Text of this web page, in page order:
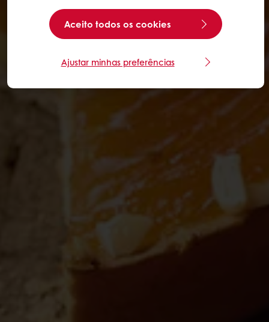
Aceito todos os cookies
Ajustar minhas preferências